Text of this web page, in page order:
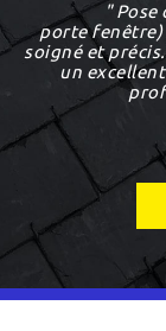
"
porte fenêtre)
soigné et
un